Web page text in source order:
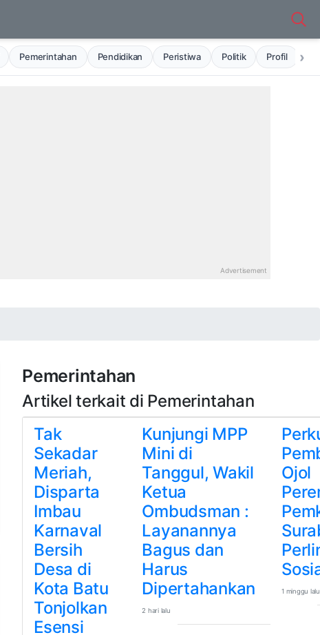
Pemerintahan Pendidikan Peristiwa Politik Profil ›
Pemerintahan
Artikel terkait di Pemerintahan
Tak
Sekadar
Meriah,
Disparta
Imbau
Karnaval
Bersih
Desa di
Kota Batu
Tonjolkan
Esensi
Kunjungi MPP
Mini di
Tanggul, Wakil
Ketua
Ombudsman :
Layanannya
Bagus dan
Harus
Dipertahankan
2 hari lalu
Ojol
1 minggu lalu